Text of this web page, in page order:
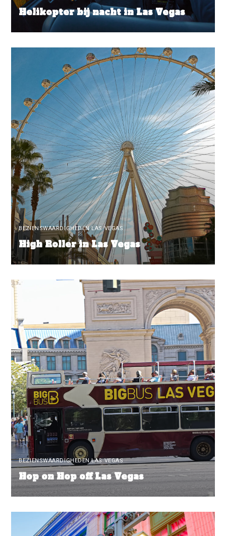
Helikopter bij nacht in Las Vegas
BEZIENSWAARDIGHEDEN LAS VEGAS
High Roller in Las Vegas
BEZIENSWAARDIGHEDEN LAS VEGAS
Hop on Hop off Las Vegas